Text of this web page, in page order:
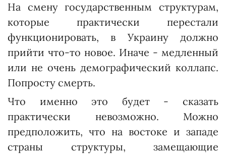
На смену государственным структурам,
которые практически перестали
функционировать, в Украину должно
прийти что-то новое. Иначе - медленный
или не очень демографический коллапс.
Попросту смерть.
Что именно это будет - сказать
практически невозможно. Можно
предположить, что на востоке и западе
страны структуры, замещающие